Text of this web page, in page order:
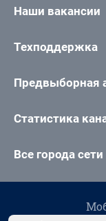
Наши вакансии
Техподдержка
Предвыборная
Статистика
Все города сети